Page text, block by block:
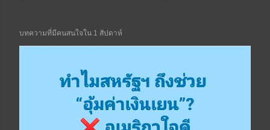
บทความที่มีคนสนใจใน 1 สัปดาห์